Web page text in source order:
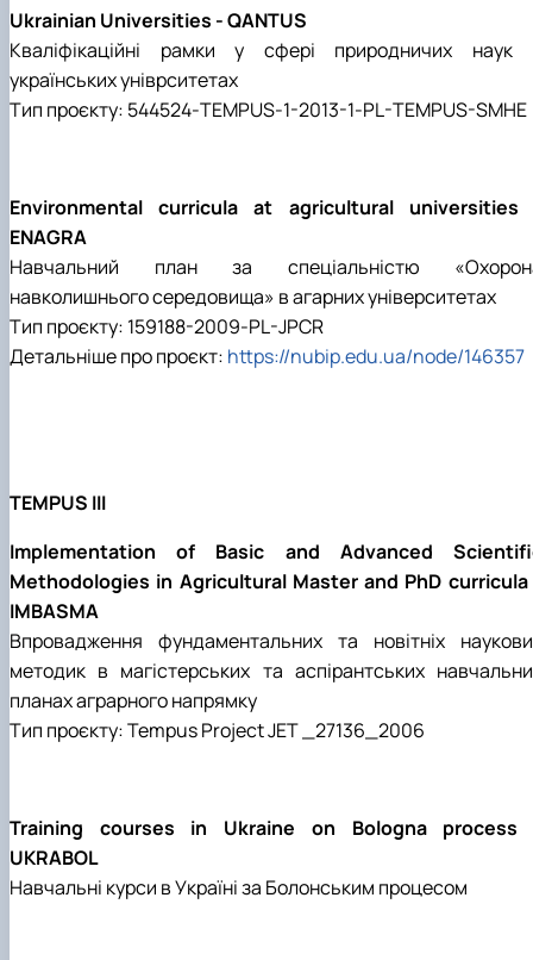
Ukrainian Universities - QANTUS
Кваліфікаційні рамки у сфері природничих наук
українських уніврситетах
Тип проєкту: 544524-TEMPUS-1-2013-1-PL-TEMPUS-SMHE
Environmental curricula at agricultural universities
ENAGRA
Навчальний план за спеціальністю
навколишнього середовища» в агарних університетах
Тип проєкту: 159188-2009-PL-JPCR
Детальніше про проєкт: https://nubip.edu.ua/node/146357
TEMPUS III
Implementation of Basic and Advanced
Methodologies in Agricultural Master and PhD
IMBASMA
Впровадження фундаментальних та новітніх
методик в магістерських та аспірантських
планах аграрного напрямку
Тип проєкту: Tempus Project JET _27136_2006
Training courses in Ukraine on Bologna process
UKRABOL
Навчальні курси в Україні за Болонським процесом